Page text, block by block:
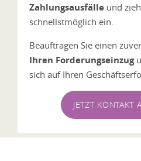
Zahlungsausfälle und
schnellstmöglich ein.
Beauftragen Sie einen
Ihren Forderungseinzug
sich auf Ihren
JETZT KONTAKT